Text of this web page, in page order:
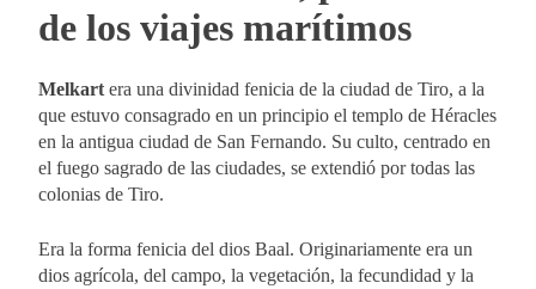
de los viajes marítimos
Melkart era una divinidad fenicia de la ciudad de Tiro, a la
que estuvo consagrado en un principio el templo de Héracles
en la antigua ciudad de San Fernando. Su culto, centrado en
el fuego sagrado de las ciudades, se extendió por todas las
colonias de Tiro.
Era la forma fenicia del dios Baal. Originariamente era un
dios agrícola, del campo, la vegetación, la fecundidad y la